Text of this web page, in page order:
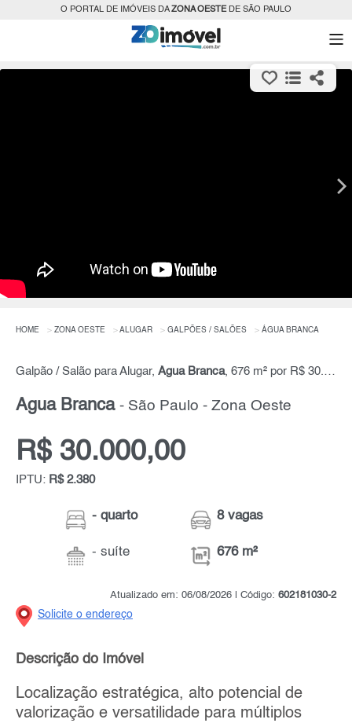
O PORTAL DE IMÓVEIS DAZONA OESTEDE SÃO PAULO
HOME ZONA OESTE ALUGAR GALPÕES / SALÕES ÁGUA BRANCA
Galpão / Salão para Alugar, Água Branca, 676 m² por R$ 30.000,00
Água Branca - São Paulo - Zona Oeste
R$ 30.000,00
IPTU: R$ 2.380
- quarto
- suíte
8 vagas
676 m²
Atualizado em: 06/08/2026 | Código: 602181030-2
Solicite o endereço
Descrição do Imóvel
Localização estratégica, alto potencial de
valorização e versatilidade para múltiplos